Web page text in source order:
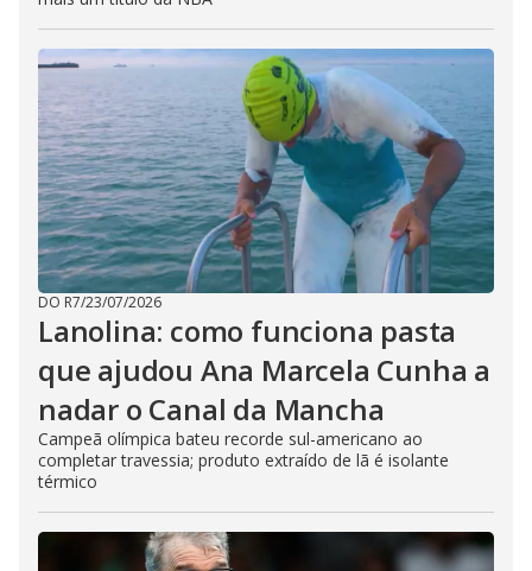
DO R7/23/07/2026
Lanolina: como funciona pasta
que ajudou Ana Marcela Cunha a
nadar o Canal da Mancha
Campeã olímpica bateu recorde sul-americano ao
completar travessia; produto extraído de lã é isolante
térmico